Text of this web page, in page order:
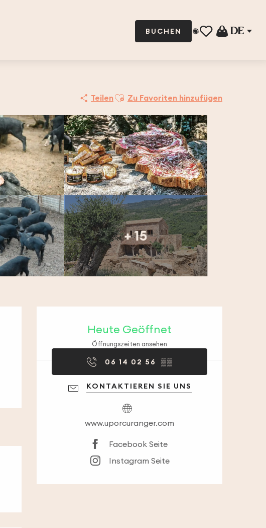
BUCHEN DE
TeilenAjouter aux favoris
Zu Favoriten hinzufügen
+ 15
Öffnungszeiten
Heute Geöffnet
Öffnungszeiten ansehen
06 14 02 56 ▒▒
KONTAKTIEREN SIE UNS
www.uporcuranger.com
Facebook Seite
Instagram Seite